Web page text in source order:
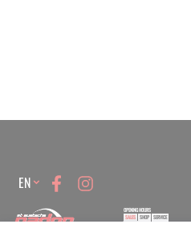
Language
EN
OPENING HOURS
SALES SHOP SERVICE